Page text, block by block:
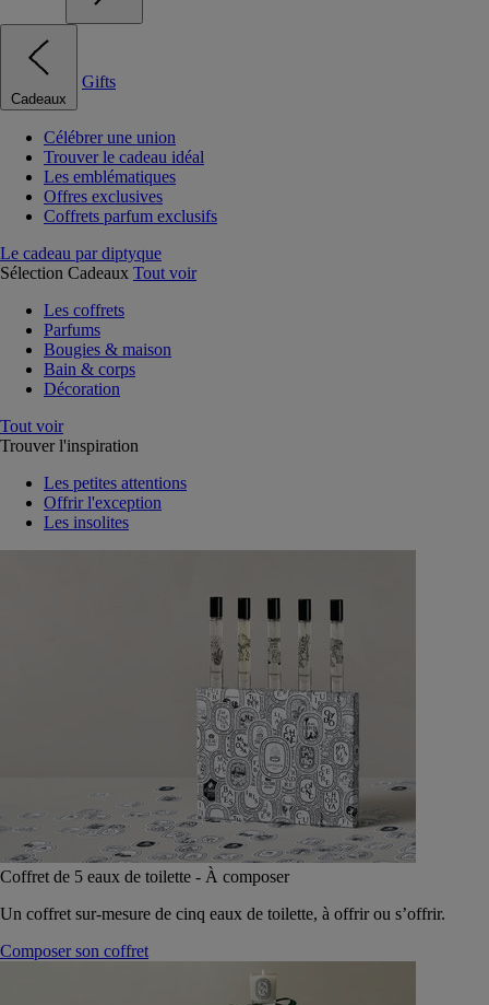
Cadeaux
Gifts
Célébrer une union
Trouver le cadeau idéal
Les emblématiques
Offres exclusives
Coffrets parfum exclusifs
Le cadeau par diptyque
Sélection Cadeaux Tout voir
Les coffrets
Parfums
Bougies & maison
Bain & corps
Décoration
Tout voir
Trouver l'inspiration
Les petites attentions
Offrir l'exception
Les insolites
Coffret de 5 eaux de toilette - À composer
Un coffret sur-mesure de cinq eaux de toilette, à offrir ou s’offrir.
Composer son coffret